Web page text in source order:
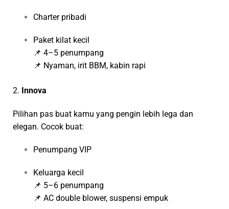
Charter pribadi
Paket kilat kecil
📌 4–5 penumpang
📌 Nyaman, irit BBM, kabin rapi
2. Innova
Pilihan pas buat kamu yang pengin lebih lega dan
elegan. Cocok buat:
Penumpang VIP
Keluarga kecil
📌 5–6 penumpang
📌 AC double blower, suspensi empuk